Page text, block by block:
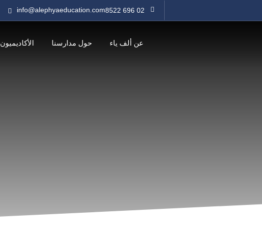
02 696 8522
info@alephyaeducation.com
عن ألف ياء حول مدارسنا الأكاديميون